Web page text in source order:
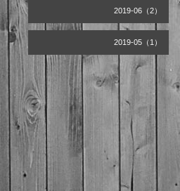
2019-06（2）
2019-05（1）